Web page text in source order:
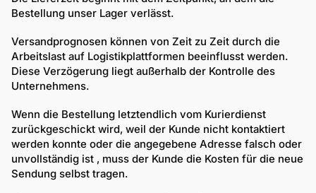
Bestellung unser Lager verlässt.
Versandprognosen können von Zeit zu Zeit durch die
Arbeitslast auf Logistikplattformen beeinflusst werden.
Diese Verzögerung liegt außerhalb der Kontrolle des
Unternehmens.
Wenn die Bestellung letztendlich vom Kurierdienst
zurückgeschickt wird, weil der Kunde nicht kontaktiert
werden konnte oder die angegebene Adresse falsch oder
unvollständig ist , muss der Kunde die Kosten für die neue
Sendung selbst tragen.